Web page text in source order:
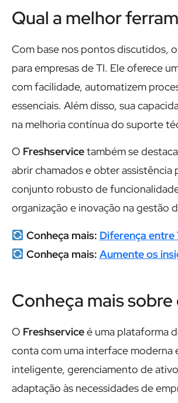
Qual a melhor
Com base nos pontos discutidos, o
para empresas de TI. Ele oferece
com facilidade, automatizem
essenciais. Além disso, sua
na melhoria contínua do suporte
O Freshservicetambém se
abrir chamados e obter
conjunto robusto de
organização e inovação na gestão
Conheça mais: Diferença entre
Conheça mais: Aumente os
Conheça mais
O Freshserviceé uma plataforma
conta com uma interface moderna
inteligente, gerenciamento de
adaptação às necessidades de